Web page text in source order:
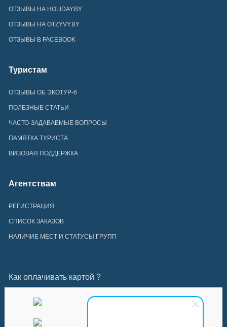
ОТЗЫВЫ НА HOLIDAY.BY
ОТЗЫВЫ НА OTZYVY.BY
ОТЗЫВЫ В FACEBOOK
Туристам
ОТЗЫВЫ ОБ ЭКОТУР-6
ПОЛЕЗНЫЕ СТАТЬИ
ЧАСТО-ЗАДАВАЕМЫЕ ВОПРОСЫ
ПАМЯТКА ТУРИСТА
ВИЗОВАЯ ПОДДЕРЖКА
Агентствам
РЕГИСТРАЦИЯ
СПИСОК ЗАКАЗОВ
НАЛИЧИЕ МЕСТ И СТАТУСЫ ГРУПП
Как оплачивать картой ?